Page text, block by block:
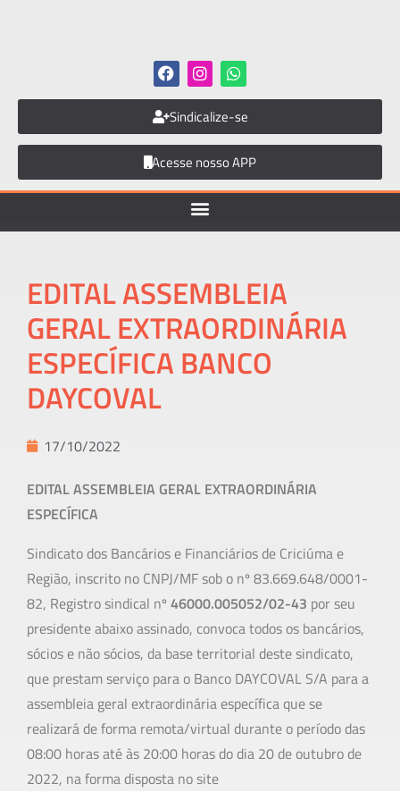
Sindicalize-se
Acesse nosso APP
EDITAL ASSEMBLEIA
GERAL EXTRAORDINÁRIA
ESPECÍFICA BANCO
DAYCOVAL
17/10/2022
EDITAL ASSEMBLEIA GERAL EXTRAORDINÁRIA
ESPECÍFICA
Sindicato dos Bancários e Financiários de Criciúma e
Região, inscrito no CNPJ/MF sob o nº 83.669.648/0001-
82, Registro sindical nº 46000.005052/02-43 por seu
presidente abaixo assinado, convoca todos os bancários,
sócios e não sócios, da base territorial deste sindicato,
que prestam serviço para o Banco DAYCOVAL S/A para a
assembleia geral extraordinária específica que se
realizará de forma remota/virtual durante o período das
08:00 horas até às 20:00 horas do dia 20 de outubro de
2022, na forma disposta no site